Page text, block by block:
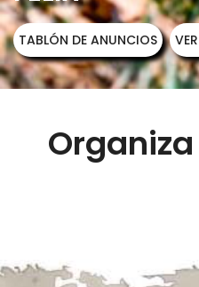
TABLÓN DE ANUNCIOS
Organiza